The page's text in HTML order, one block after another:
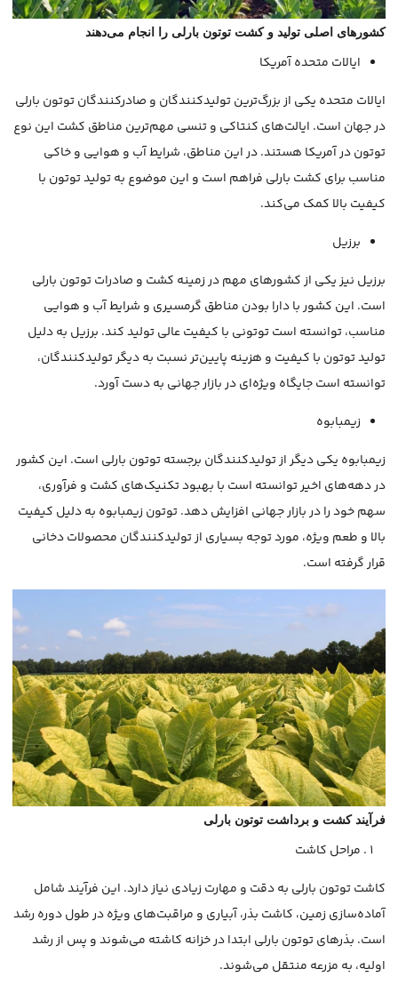
کشورهای اصلی تولید و کشت توتون بارلی را انجام می‌دهند
ایالات متحده آمریکا
ایالات متحده یکی از بزرگ‌ترین تولیدکنندگان و صادرکنندگان توتون بارلی
در جهان است. ایالت‌های کنتاکی و تنسی مهم‌ترین مناطق کشت این نوع
توتون در آمریکا هستند. در این مناطق، شرایط آب و هوایی و خاکی
مناسب برای کشت بارلی فراهم است و این موضوع به تولید توتون با
کیفیت بالا کمک می‌کند.
برزیل
برزیل نیز یکی از کشورهای مهم در زمینه کشت و صادرات توتون بارلی
است. این کشور با دارا بودن مناطق گرمسیری و شرایط آب و هوایی
مناسب، توانسته است توتونی با کیفیت عالی تولید کند. برزیل به دلیل
تولید توتون با کیفیت و هزینه پایین‌تر نسبت به دیگر تولیدکنندگان،
توانسته است جایگاه ویژه‌ای در بازار جهانی به دست آورد.
زیمبابوه
زیمبابوه یکی دیگر از تولیدکنندگان برجسته توتون بارلی است. این کشور
در دهه‌های اخیر توانسته است با بهبود تکنیک‌های کشت و فرآوری،
سهم خود را در بازار جهانی افزایش دهد. توتون زیمبابوه به دلیل کیفیت
بالا و طعم ویژه، مورد توجه بسیاری از تولیدکنندگان محصولات دخانی
قرار گرفته است.
فرآیند کشت و برداشت توتون بارلی
مراحل کاشت
کاشت توتون بارلی به دقت و مهارت زیادی نیاز دارد. این فرآیند شامل
آماده‌سازی زمین، کاشت بذر، آبیاری و مراقبت‌های ویژه در طول دوره رشد
است. بذرهای توتون بارلی ابتدا در خزانه کاشته می‌شوند و پس از رشد
اولیه، به مزرعه منتقل می‌شوند.